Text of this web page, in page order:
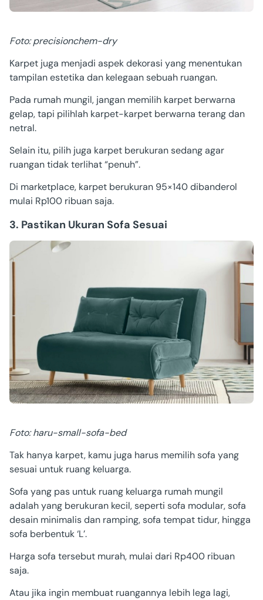
Foto: precisionchem-dry
Karpet juga menjadi aspek dekorasi yang menentukan
tampilan estetika dan kelegaan sebuah ruangan.
Pada rumah mungil, jangan memilih karpet berwarna
gelap, tapi pilihlah karpet-karpet berwarna terang dan
netral.
Selain itu, pilih juga karpet berukuran sedang agar
ruangan tidak terlihat “penuh”.
Di marketplace, karpet berukuran 95×140 dibanderol
mulai Rp100 ribuan saja.
3. Pastikan Ukuran Sofa Sesuai
Foto: haru-small-sofa-bed
Tak hanya karpet, kamu juga harus memilih sofa yang
sesuai untuk ruang keluarga.
Sofa yang pas untuk ruang keluarga rumah mungil
adalah yang berukuran kecil, seperti sofa modular, sofa
desain minimalis dan ramping, sofa tempat tidur, hingga
sofa berbentuk ‘L’.
Harga sofa tersebut murah, mulai dari Rp400 ribuan
saja.
Atau jika ingin membuat ruangannya lebih lega lagi,